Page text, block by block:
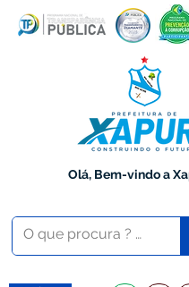
Olá, Bem-vindo a